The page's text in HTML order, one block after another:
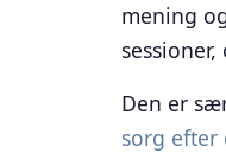
mening
Den er
sorg efter